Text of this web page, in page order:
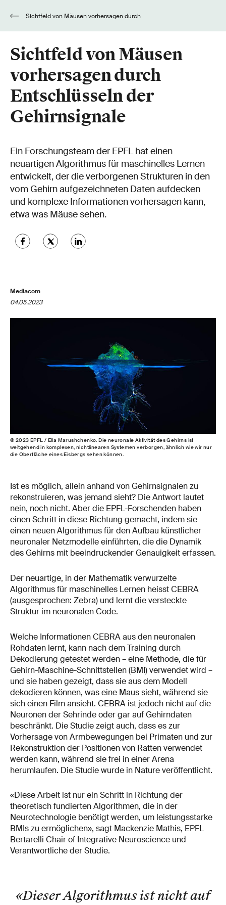
Sichtfeld von Mäusen
vorhersagen durch
Entschlüsseln der
Gehirnsignale
Ein Forschungsteam der EPFL hat einen
neuartigen Algorithmus für maschinelles Lernen
entwickelt, der die verborgenen Strukturen in den
vom Gehirn aufgezeichneten Daten aufdecken
und komplexe Informationen vorhersagen kann,
etwa was Mäuse sehen.
Mediacom
04.05.2023
© 2023 EPFL / Ella Marushchenko. Die neuronale Aktivität des Gehirns ist
weitgehend in komplexen, nichtlinearen Systemen verborgen, ähnlich wie wir nur
die Oberfläche eines Eisbergs sehen können.
Ist es möglich, allein anhand von Gehirnsignalen zu
rekonstruieren, was jemand sieht? Die Antwort lautet
nein, noch nicht. Aber die EPFL-Forschenden haben
einen Schritt in diese Richtung gemacht, indem sie
einen neuen Algorithmus für den Aufbau künstlicher
neuronaler Netzmodelle einführten, die die Dynamik
des Gehirns mit beeindruckender Genauigkeit erfassen.
Der neuartige, in der Mathematik verwurzelte
Algorithmus für maschinelles Lernen heisst CEBRA
(ausgesprochen: Zebra) und lernt die versteckte
Struktur im neuronalen Code.
Welche Informationen CEBRA aus den neuronalen
Rohdaten lernt, kann nach dem Training durch
Dekodierung getestet werden – eine Methode, die für
Gehirn-Maschine-Schnittstellen (BMI) verwendet wird –
und sie haben gezeigt, dass sie aus dem Modell
dekodieren können, was eine Maus sieht, während sie
sich einen Film ansieht. CEBRA ist jedoch nicht auf die
Neuronen der Sehrinde oder gar auf Gehirndaten
beschränkt. Die Studie zeigt auch, dass es zur
Vorhersage von Armbewegungen bei Primaten und zur
Rekonstruktion der Positionen von Ratten verwendet
werden kann, während sie frei in einer Arena
herumlaufen. Die Studie wurde in Nature veröffentlicht.
«Diese Arbeit ist nur ein Schritt in Richtung der
theoretisch fundierten Algorithmen, die in der
Neurotechnologie benötigt werden, um leistungsstarke
BMIs zu ermöglichen», sagt Mackenzie Mathis, EPFL
Bertarelli Chair of Integrative Neuroscience und
Verantwortliche der Studie.
«Dieser Algorithmus ist nicht auf